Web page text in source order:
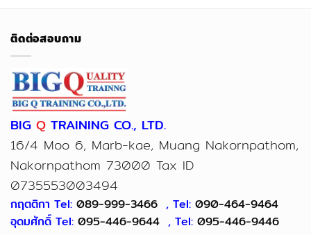
ติดต่อสอบถาม
BIG Q TRAINING CO., LTD.
16/4 Moo 6, Marb-kae, Muang Nakornpathom,
Nakornpathom 73000 Tax ID
0735553003494
กฤตติกา Tel: 089-999-3466 , Tel: 090-464-9464
อุดมศักดิ์ Tel: 095-446-9644 , Tel: 095-446-9446